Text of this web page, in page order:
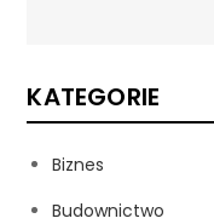
KATEGORIE
Biznes
Budownictwo